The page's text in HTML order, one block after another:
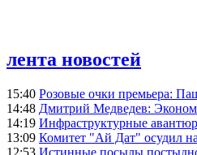
лента новостей
15:40 Розовые очки премьера:
14:48 Дмитрий Медведев:
14:19 Инфраструктурные
13:09 Комитет "Ай Дат" осудил
12:53 Истинные посылы